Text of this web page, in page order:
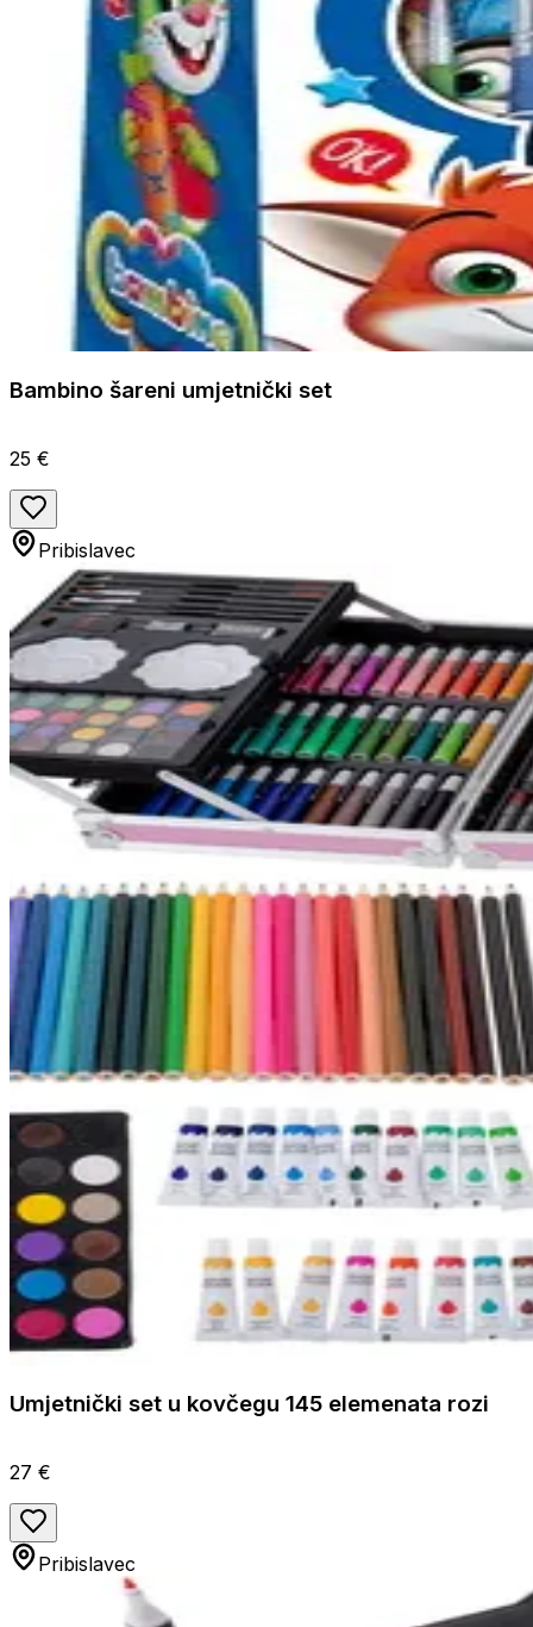
Bambino šareni umjetnički set
25 €
Pribislavec
Umjetnički set u kovčegu 145 elemenata rozi
27 €
Pribislavec